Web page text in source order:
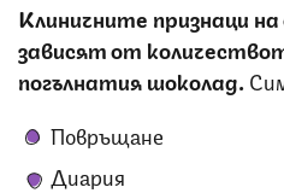
Клиничните признаци
зависят от
погълнатия шоколад.
Повръщане
Диария